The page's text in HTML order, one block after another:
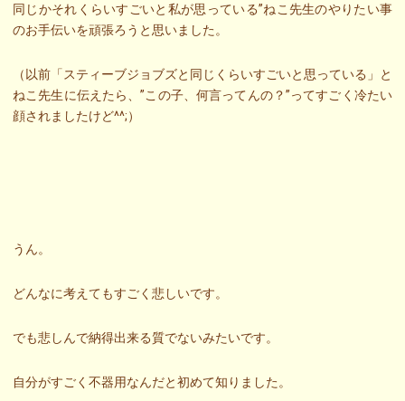
同じかそれくらいすごいと私が思っている”ねこ先生のやりたい事
のお手伝いを頑張ろうと思いました。
（以前「スティーブジョブズと同じくらいすごいと思っている」と
ねこ先生に伝えたら、”この子、何言ってんの？”ってすごく冷たい
顔されましたけど^^;）
うん。
どんなに考えてもすごく悲しいです。
でも悲しんで納得出来る質でないみたいです。
自分がすごく不器用なんだと初めて知りました。